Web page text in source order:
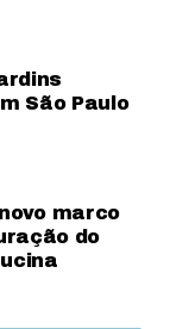
São Paulo
marco
do